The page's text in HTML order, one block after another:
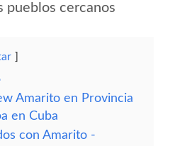
pueblos cercanos
Amarito en Provincia
en Cuba
con Amarito -